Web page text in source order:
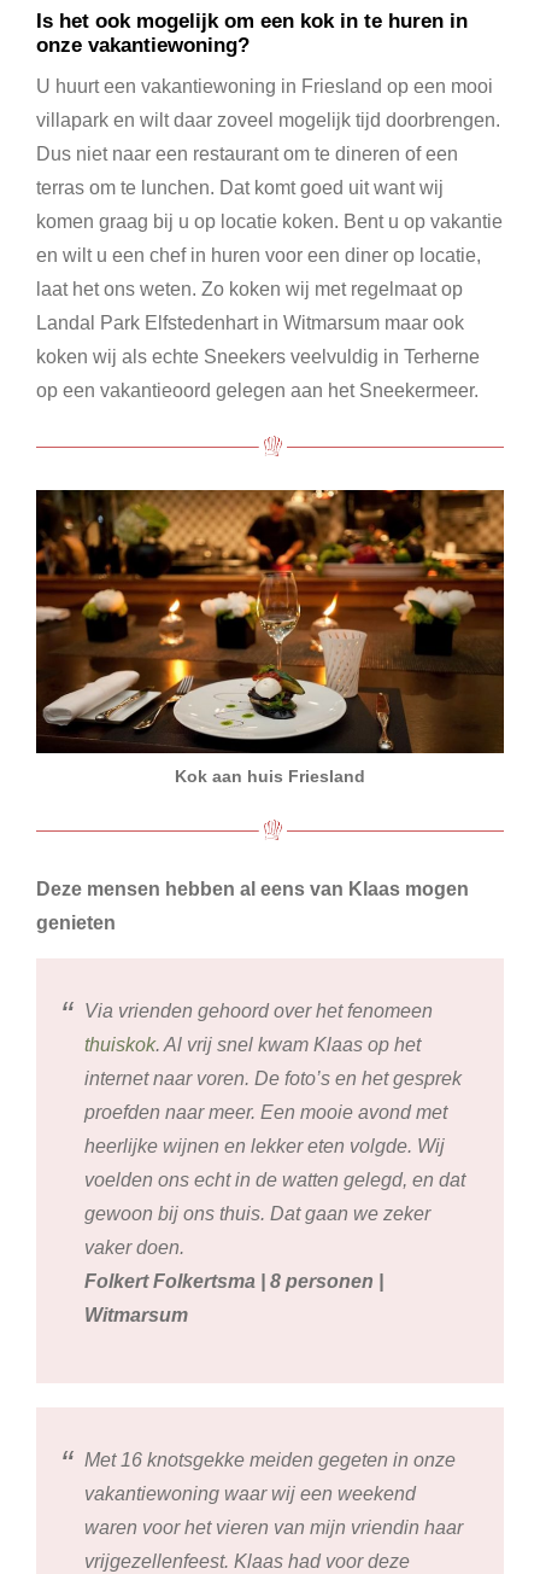
Is het ook mogelijk om een kok in te huren in
onze vakantiewoning?
U huurt een vakantiewoning in Friesland op een mooi
villapark en wilt daar zoveel mogelijk tijd doorbrengen.
Dus niet naar een restaurant om te dineren of een
terras om te lunchen. Dat komt goed uit want wij
komen graag bij u op locatie koken. Bent u op vakantie
en wilt u een chef in huren voor een diner op locatie,
laat het ons weten. Zo koken wij met regelmaat op
Landal Park Elfstedenhart in Witmarsum maar ook
koken wij als echte Sneekers veelvuldig in Terherne
op een vakantieoord gelegen aan het Sneekermeer.
Kok aan huis Friesland
Deze mensen hebben al eens van Klaas mogen
genieten
Via vrienden gehoord over het fenomeen
thuiskok. Al vrij snel kwam Klaas op het
internet naar voren. De foto’s en het gesprek
proefden naar meer. Een mooie avond met
heerlijke wijnen en lekker eten volgde. Wij
voelden ons echt in de watten gelegd, en dat
gewoon bij ons thuis. Dat gaan we zeker
vaker doen.
Folkert Folkertsma | 8 personen |
Witmarsum
Met 16 knotsgekke meiden gegeten in onze
vakantiewoning waar wij een weekend
waren voor het vieren van mijn vriendin haar
vrijgezellenfeest. Klaas had voor deze